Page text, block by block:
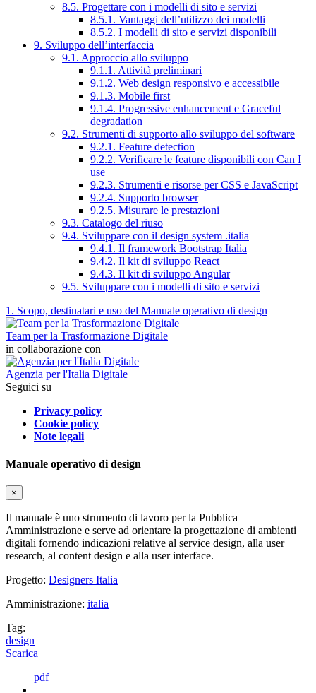
8.5. Progettare con i modelli di sito e servizi
8.5.1. Vantaggi dell’utilizzo dei modelli
8.5.2. I modelli di sito e servizi disponibili
9. Sviluppo dell’interfaccia
9.1. Approccio allo sviluppo
9.1.1. Attività preliminari
9.1.2. Web design responsivo e accessibile
9.1.3. Mobile first
9.1.4. Progressive enhancement e Graceful
degradation
9.2. Strumenti di supporto allo sviluppo del software
9.2.1. Feature detection
9.2.2. Verificare le feature disponibili con Can I
use
9.2.3. Strumenti e risorse per CSS e JavaScript
9.2.4. Supporto browser
9.2.5. Misurare le prestazioni
9.3. Catalogo del riuso
9.4. Sviluppare con il design system .italia
9.4.1. Il framework Bootstrap Italia
9.4.2. Il kit di sviluppo React
9.4.3. Il kit di sviluppo Angular
9.5. Sviluppare con i modelli di sito e servizi
1. Scopo, destinatari e uso del Manuale operativo di design
Team per la Trasformazione Digitale
in collaborazione con
Agenzia per l'Italia Digitale
Seguici su
Privacy policy
Cookie policy
Note legali
Manuale operativo di design
×
Il manuale è uno strumento di lavoro per la Pubblica
Amministrazione e serve ad orientare la progettazione di ambienti
digitali fornendo indicazioni relative al service design, alla user
research, al content design e alla user interface.
Progetto: Designers Italia
Amministrazione: italia
Tag:
design
Scarica
pdf